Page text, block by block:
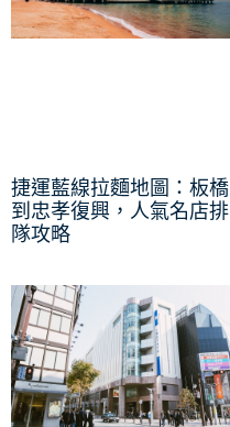
捷運藍線拉麵地圖：板橋
到忠孝復興，人氣名店排
隊攻略